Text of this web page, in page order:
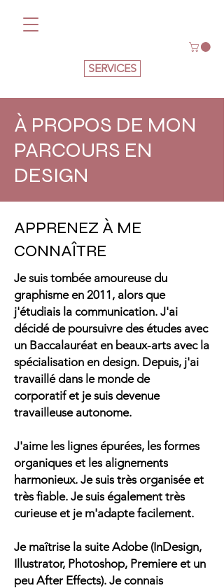
SERVICES
À PROPOS DE MON
PARCOURS EN
DESIGN
APPRENEZ À ME
CONNAÎTRE
Je suis tombée amoureuse du
graphisme en 2011, alors que
j'étudiais la communication. J'ai
décidé de poursuivre des études avec
un Baccalauréat en beaux-arts avec la
spécialisation en design. Depuis, j'ai
travaillé dans le monde de
corporatif et je suis devenue
travailleuse autonome.
J'aime les lignes épurées, les formes
organiques et les alignements
harmonieux. Je suis très organisée et
très fiable. Je suis également très
curieuse et je m'adapte facilement.
Je maîtrise la suite Adobe (InDesign,
Illustrator, Photoshop, Premiere et un
peu After Effects). Je connais